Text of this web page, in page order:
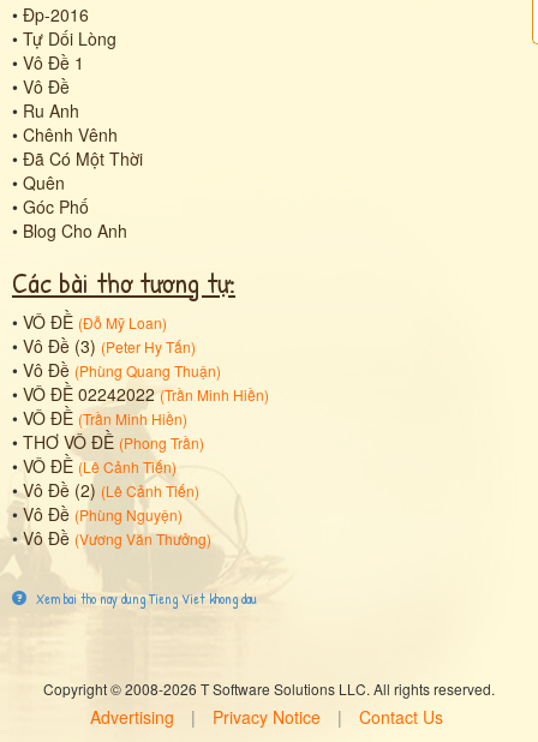
• Đp-2016
• Tự Dối Lòng
• Vô Đề 1
• Vô Đề
• Ru Anh
• Chênh Vênh
• Đã Có Một Thời
• Quên
• Góc Phố
• Blog Cho Anh
Các bài thơ tương tự:
• VÔ ĐỀ (Đỗ Mỹ Loan)
• Vô Đề (3) (Peter Hy Tấn)
• Vô Đề (Phùng Quang Thuận)
• VÔ ĐỀ 02242022 (Trần Minh Hiền)
• VÔ ĐỀ (Trần Minh Hiền)
• THƠ VÔ ĐỀ (Phong Trần)
• VÔ ĐỀ (Lê Cảnh Tiến)
•Vô Đề (2) (Lê Cảnh Tiến)
• Vô Đề (Phùng Nguyện)
•Vô Đề (Vương Văn Thưởng)
Xem bai tho nay dung Tieng Viet khong dau
Copyright © 2008-2026 T Software Solutions LLC. All rights reserved.
Advertising | Privacy Notice | Contact Us